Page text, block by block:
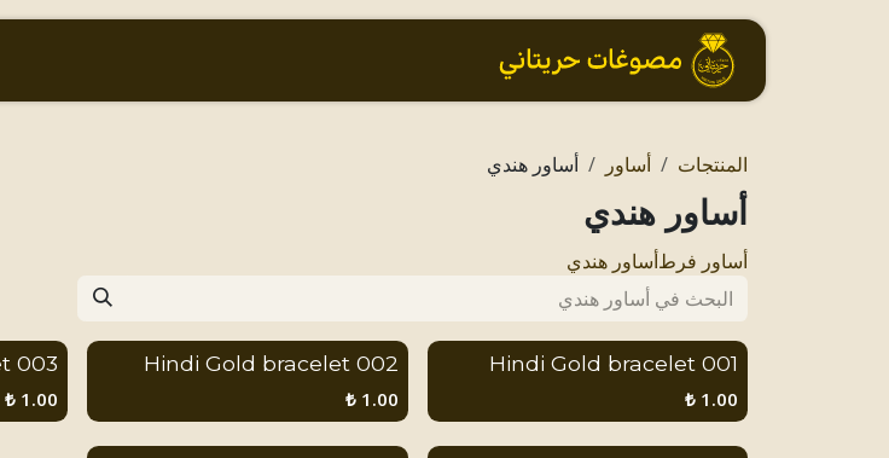
تخطي للذهاب إلى المحتوى
المنتجات أساور أساور هندي
أساور هندي
أساور فرطأساور هندي
001 Hindi Gold bracelet
1.00
₺
002 Hindi Gold bracelet
1.00
₺
003 Hindi Gold bracelet
1.00
₺